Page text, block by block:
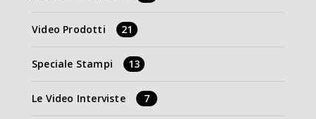
Video Prodotti 21
Speciale Stampi 13
Le Video Interviste 7